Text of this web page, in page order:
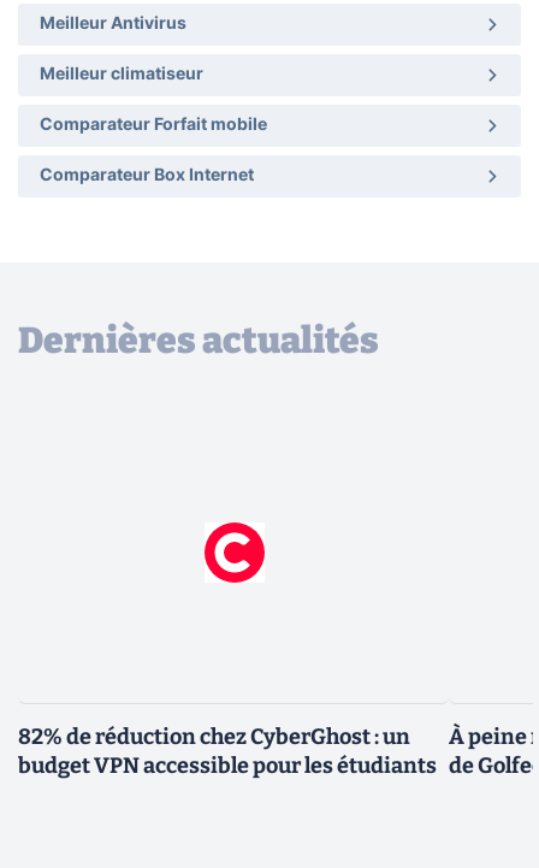
Meilleur Antivirus
Meilleur climatiseur
Comparateur Forfait mobile
Comparateur Box Internet
Dernières actualités
82% de réduction chez CyberGhost : un
budget VPN accessible pour les étudiants
À peine
de